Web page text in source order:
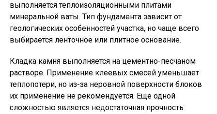
выполняется теплоизоляционными плитами
минеральной ваты. Тип фундамента зависит от
геологических особенностей участка, но чаще всего
выбирается ленточное или плитное основание.
Кладка камня выполняется на цементно-песчаном
растворе. Применение клеевых смесей уменьшает
теплопотери, но из-за неровной поверхности блоков
их применение не рекомендуется. Еще одной
сложностью является недостаточная прочность